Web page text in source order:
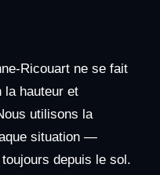
Ricouart ne se fait
la hauteur et
utilisons la
situation —
depuis le sol.